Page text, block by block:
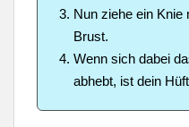
Nun ziehe ein Knie
Brust.
Wenn sich dabei
abhebt, ist dein